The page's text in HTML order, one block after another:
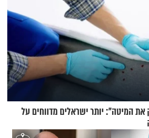
את המיטה": יותר ישראלים מדווחים על